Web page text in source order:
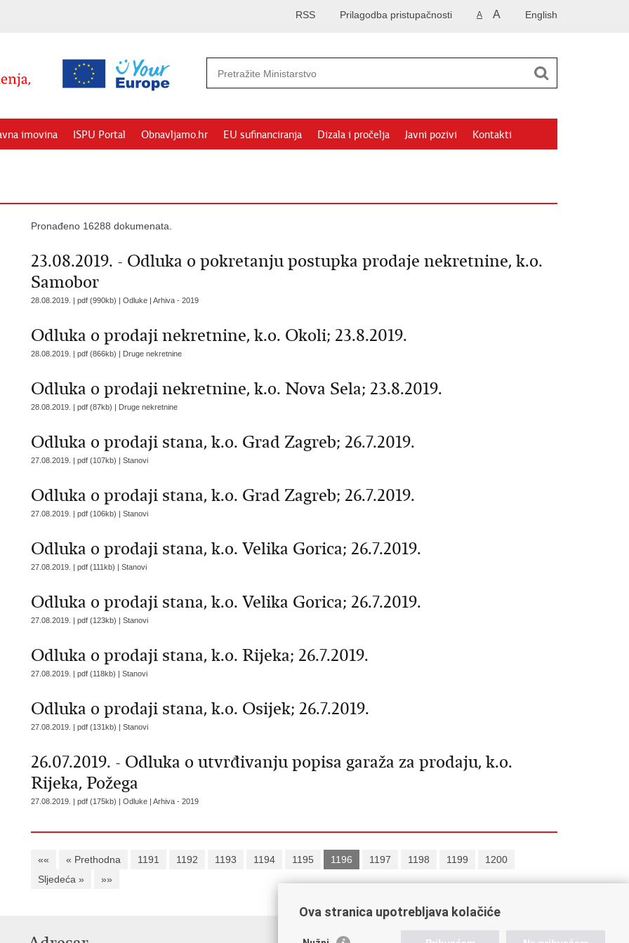
English
A A
Prilagodba pristupačnosti
RSS
imovina ISPU Portal Obnavljamo.hr EU sufinanciranja Dizala i pročelja Javni pozivi Kontakti
Pronađeno 16288 dokumenata.
23.08.2019. - Odluka o pokretanju postupka prodaje nekretnine, k.o.
Samobor
28.08.2019. | pdf (990kb) | Odluke | Arhiva - 2019
Odluka o prodaji nekretnine, k.o. Okoli; 23.8.2019.
28.08.2019. | pdf (866kb) | Druge nekretnine
Odluka o prodaji nekretnine, k.o. Nova Sela; 23.8.2019.
28.08.2019. | pdf (87kb) | Druge nekretnine
Odluka o prodaji stana, k.o. Grad Zagreb; 26.7.2019.
27.08.2019. | pdf (107kb) | Stanovi
Odluka o prodaji stana, k.o. Grad Zagreb; 26.7.2019.
27.08.2019. | pdf (106kb) | Stanovi
Odluka o prodaji stana, k.o. Velika Gorica; 26.7.2019.
27.08.2019. | pdf (111kb) | Stanovi
Odluka o prodaji stana, k.o. Velika Gorica; 26.7.2019.
27.08.2019. | pdf (123kb) | Stanovi
Odluka o prodaji stana, k.o. Rijeka; 26.7.2019.
27.08.2019. | pdf (118kb) | Stanovi
Odluka o prodaji stana, k.o. Osijek; 26.7.2019.
27.08.2019. | pdf (131kb) | Stanovi
26.07.2019. - Odluka o utvrđivanju popisa garaža za prodaju, k.o.
Rijeka, Požega
27.08.2019. | pdf (175kb) | Odluke | Arhiva - 2019
«« « Prethodna 1191 1192 1193 1194 1195 1196 1197 1198 1199
1200
Sljedeća »
»»
Ova stranica upotrebljava kolačiće